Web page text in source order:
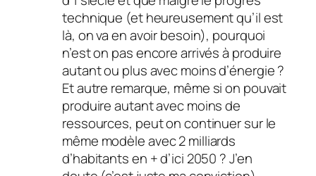
technique (et heureusement qu’il est
là, on va en avoir besoin), pourquoi
n’est on pas encore arrivés à produire
autant ou plus avec moins d’énergie ?
Et autre remarque, même si on pouvait
produire autant avec moins de
ressources, peut on continuer sur le
même modèle avec 2 milliards
d’habitants en + d’ici 2050 ? J’en